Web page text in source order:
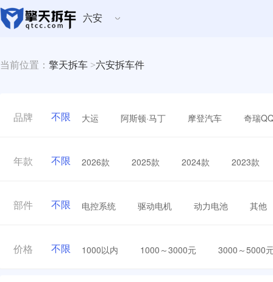
六安
当前位置： 擎天拆车 >六安拆车件
品牌 不限 大运 阿斯顿·马丁 摩登汽车 奇瑞
年款 不限 2026款 2025款 2024款 2023款
部件 不限 电控系统 驱动电机 动力电池 其他
价格 不限 1000以内 1000～3000元 3000～5000